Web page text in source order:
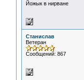
Йожык в нирване
Станислав
Ветеран
Сообщений: 867